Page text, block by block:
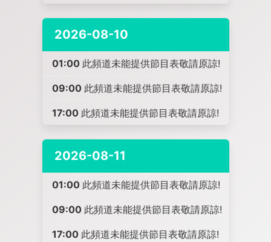
2026-08-10
01:00 此頻道未能提供節目表敬請原諒!
09:00 此頻道未能提供節目表敬請原諒!
17:00 此頻道未能提供節目表敬請原諒!
2026-08-11
01:00 此頻道未能提供節目表敬請原諒!
09:00 此頻道未能提供節目表敬請原諒!
17:00 此頻道未能提供節目表敬請原諒!